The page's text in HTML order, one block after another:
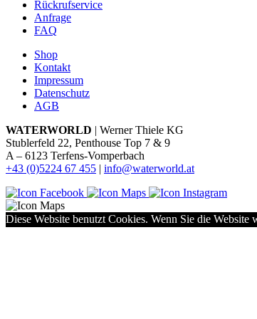
Rückrufservice
Anfrage
FAQ
Shop
Kontakt
Impressum
Datenschutz
AGB
WATERWORLD | Werner Thiele KG
Stublerfeld 22, Penthouse Top 7 & 9
A – 6123 Terfens-Vomperbach
+43 (0)5224 67 455 | info@waterworld.at
Diese Website benutzt Cookies. Wenn Sie die